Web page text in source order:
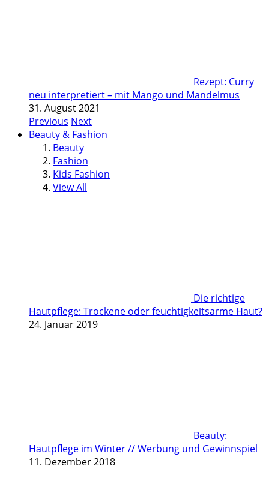
Rezept: Curry
neu interpretiert – mit Mango und Mandelmus
31. August 2021
Previous Next
Beauty & Fashion
Beauty
Fashion
Kids Fashion
View All
Die richtige
Hautpflege: Trockene oder feuchtigkeitsarme Haut?
24. Januar 2019
Beauty:
Hautpflege im Winter // Werbung und Gewinnspiel
11. Dezember 2018